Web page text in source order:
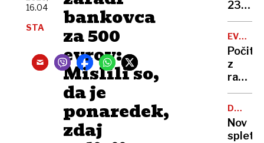
bankovca
za 500
evrov:
Mislili so,
da je
ponaredek,
zdaj
16.04
STA
zapor
bo
treba
236
v
štirih
EVROPA
GORI
z
na
požar:
poletni
Nov
spletni